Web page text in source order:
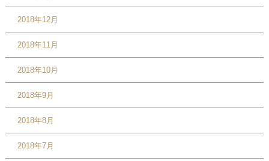
2018年12月
2018年11月
2018年10月
2018年9月
2018年8月
2018年7月